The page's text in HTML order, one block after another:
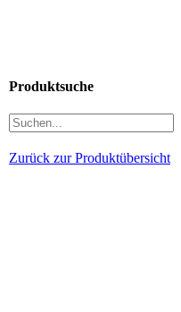
Produktsuche
Zurück zur Produktübersicht